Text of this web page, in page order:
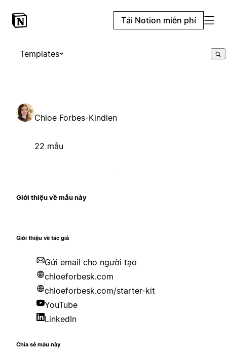
Tải Notion miễn phí
Templates
Chloe Forbes-Kindlen
22 mẫu
Giới thiệu về mẫu này
Giới thiệu về tác giả
Gửi email cho người tạo
chloeforbesk.com
chloeforbesk.com/starter-kit
YouTube
LinkedIn
Chia sẻ mẫu này